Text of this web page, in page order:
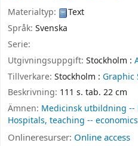
Materialtyp:
Text
Språk: Svenska
Serie:
Utgivningsuppgift: Stockholm :
Tillverkare: Stockholm : Graphic
Beskrivning: 111 s. tab. 22 cm
Ämnen: Medicinsk utbildning --
Hospitals, teaching --
Onlineresurser: Online access